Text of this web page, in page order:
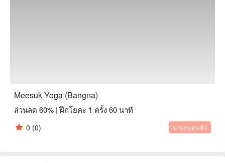
Meesuk Yoga (Bangna)
ส่วนลด 60% | ฝึกโยคะ 1 ครั้ง 60 นาที
0 (0) ขายหมดแล้ว